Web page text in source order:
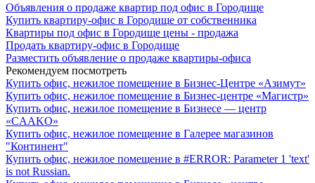
Объявления о продаже квартир под офис в Городище
Купить квартиру-офис в Городище от собственника
Квартиры под офис в Городище цены - продажа
Продать квартиру-офис в Городище
Разместить объявление о продаже квартиры-офиса
Рекомендуем посмотреть
Купить офис, нежилое помещение в Бизнес-Центре «Азимут»
Купить офис, нежилое помещение в Бизнес-центре «Магистр»
Купить офис, нежилое помещение в Бизнесе — центр
«CAAKO»
Купить офис, нежилое помещение в Галерее магазинов
"Континент"
Купить офис, нежилое помещение в #ERROR: Parameter 1 'text'
is not Russian.